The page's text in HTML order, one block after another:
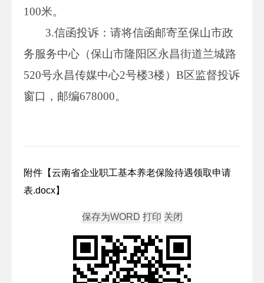
100米。
3.信函投诉：请将信函邮寄至保山市政
务服务中心（保山市隆阳区永昌街道兰城路
520号永昌传媒中心2号楼3楼）B区监督投诉
窗口，邮编678000。
附件【云南省企业职工基本养老保险待遇领取申请
表.docx】